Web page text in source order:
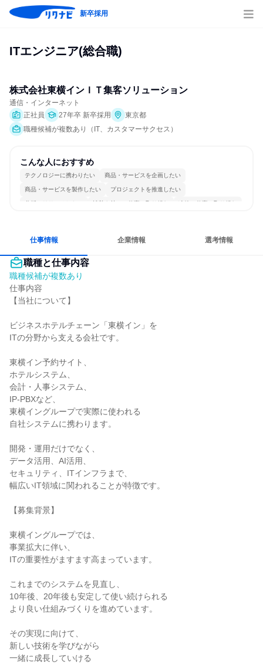
新卒採用
ITエンジニア(総合職)
株式会社東横インＩＴ集客ソリューション
通信・インターネット
正社員
27年卒 新卒採用
東京都
職種候補が複数あり（IT、カスタマーサクセス）
こんな人におすすめ
テクノロジーに携わりたい 商品・サービスを企画したい
商品・サービスを製作したい プロジェクトを推進したい
分析・リサーチしたい 情熱を持って仕事に取り組む 冷静に仕事に取り組む
仕事情報 企業情報 選考情報
職種と仕事内容
職種候補が複数あり
仕事内容
【当社について】
ビジネスホテルチェーン「東横イン」を
ITの分野から支える会社です。
東横イン予約サイト、
ホテルシステム、
会計・人事システム、
IP-PBXなど、
東横イングループで実際に使われる
自社システムに携わります。
開発・運用だけでなく、
データ活用、AI活用、
セキュリティ、ITインフラまで、
幅広いIT領域に関われることが特徴です。
【募集背景】
東横イングループでは、
事業拡大に伴い、
ITの重要性がますます高まっています。
これまでのシステムを見直し、
10年後、20年後も安定して使い続けられる
より良い仕組みづくりを進めています。
その実現に向けて、
新しい技術を学びながら
一緒に成長していける